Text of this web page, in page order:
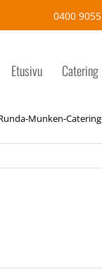
0400 9055
Etusivu Catering
Munken-